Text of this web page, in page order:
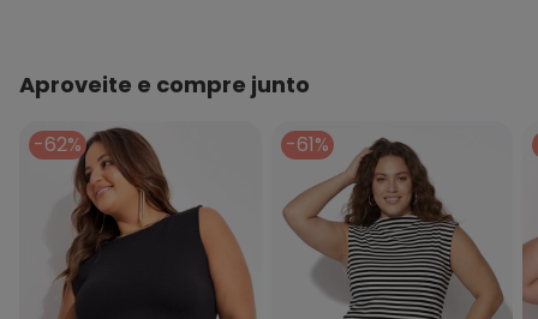
Aproveite e compre junto
-62% -61%